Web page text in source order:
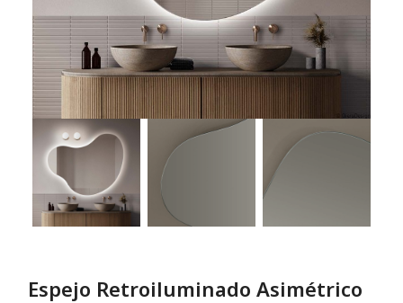
Espejo Retroiluminado Asimétrico